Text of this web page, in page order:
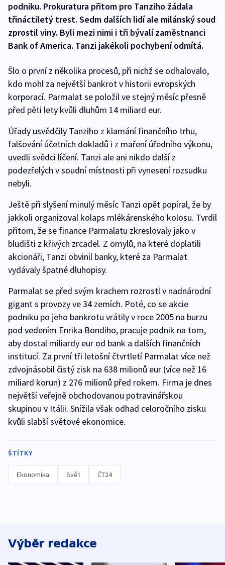
podniku. Prokuratura přitom pro Tanziho žádala
třináctiletý trest. Sedm dalších lidí ale milánský soud
zprostil viny. Byli mezi nimi i tři bývalí zaměstnanci
Bank of America. Tanzi jakékoli pochybení odmítá.
Šlo o první z několika procesů, při nichž se odhalovalo,
kdo mohl za největší bankrot v historii evropských
korporací. Parmalat se položil ve stejný měsíc přesně
před pěti lety kvůli dluhům 14 miliard eur.
Úřady usvědčily Tanziho z klamání finančního trhu,
falšování účetních dokladů i z maření úředního výkonu,
uvedli svědci líčení. Tanzi ale ani nikdo další z
podezřelých v soudní místnosti při vynesení rozsudku
nebyli.
Ještě při slyšení minulý měsíc Tanzi opět popíral, že by
jakkoli organizoval kolaps mlékárenského kolosu. Tvrdil
přitom, že se finance Parmalatu zkreslovaly jako v
bludišti z křivých zrcadel. Z omylů, na které doplatili
akcionáři, Tanzi obvinil banky, které za Parmalat
vydávaly špatné dluhopisy.
Parmalat se před svým krachem rozrostl v nadnárodní
gigant s provozy ve 34 zemích. Poté, co se akcie
podniku po jeho bankrotu vrátily v roce 2005 na burzu
pod vedením Enrika Bondiho, pracuje podnik na tom,
aby dostal miliardy eur od bank a dalších finančních
institucí. Za první tři letošní čtvrtletí Parmalat více než
zdvojnásobil čistý zisk na 638 milionů eur (více než 16
miliard korun) z 276 milionů před rokem. Firma je dnes
největší veřejně obchodovanou potravinářskou
skupinou v Itálii. Snížila však odhad celoročního zisku
kvůli slabší světové ekonomice.
ŠTÍTKY
Ekonomika Svět ČT24
Výběr redakce